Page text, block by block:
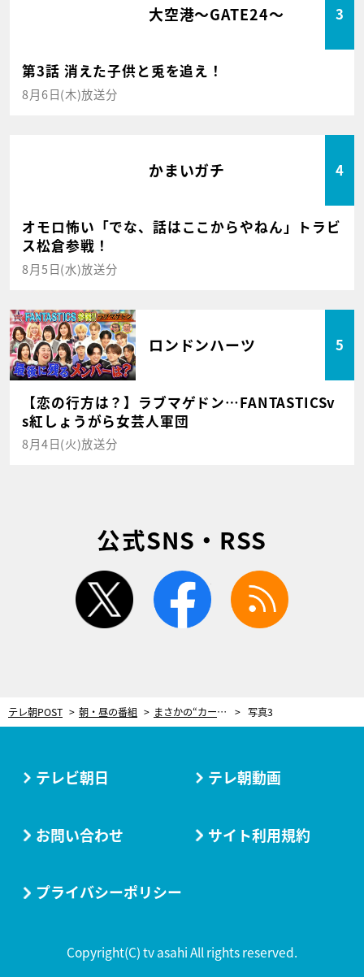
大空港～GATE24～ 3
第3話 消えた子供と兎を追え！
8月6日(木)放送分
かまいガチ 4
オモロ怖い「でな、話はここからやねん」トラビ
ス松倉参戦！
8月5日(水)放送分
ロンドンハーツ 5
【恋の行方は？】ラブマゲドン…FANTASTICSv
s紅しょうがら女芸人軍団
8月4日(火)放送分
公式SNS・RSS
twitter facebook
テレ朝POST 朝・昼の番組 まさかの“カーチェイス”シーン登場！そして姫が…【『やすらぎの郷』第21週おさらい】 写真3
テレビ朝日 テレ朝動画
お問い合わせ サイト利用規約
プライバシーポリシー
Copyright(C) tv asahi All rights reserved.